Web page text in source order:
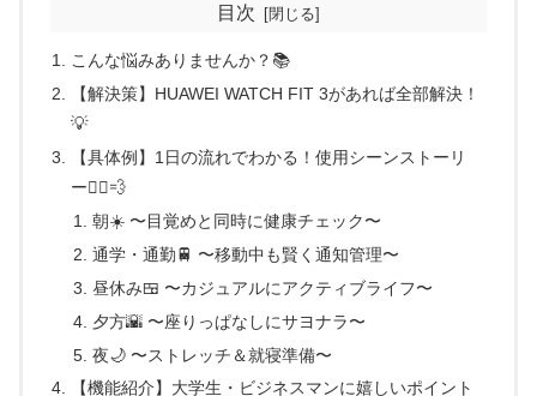
目次
こんな悩みありませんか？📚
【解決策】HUAWEI WATCH FIT 3があれば全部解決！
💡
【具体例】1日の流れでわかる！使用シーンストーリ
ー🏃‍♂️💨
朝☀️ 〜目覚めと同時に健康チェック〜
通学・通勤🚆 〜移動中も賢く通知管理〜
昼休み🍱 〜カジュアルにアクティブライフ〜
夕方🌇 〜座りっぱなしにサヨナラ〜
夜🌙 〜ストレッチ＆就寝準備〜
【機能紹介】大学生・ビジネスマンに嬉しいポイント